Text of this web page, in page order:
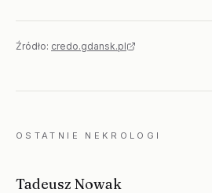
Źródło: credo.gdansk.pl
OSTATNIE NEKROLOGI
Tadeusz Nowak